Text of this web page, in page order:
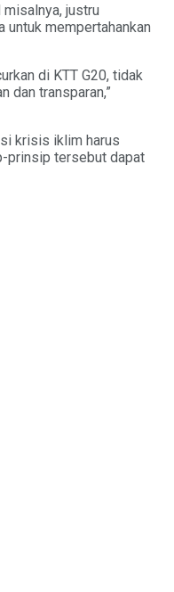
justru
untuk mempertahankan
di KTT G20, tidak
dan transparan,”
krisis iklim harus
prinsip tersebut dapat